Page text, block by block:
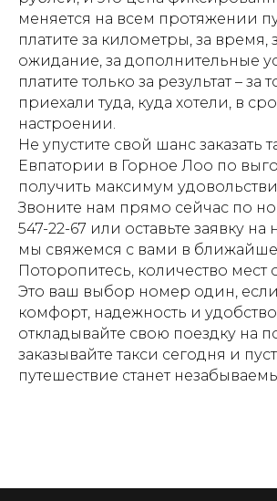
меняется на всем протяжении
платите за километры, за время,
ожидание, за дополнительные
платите только за результат – за
приехали туда, куда хотели, в
настроении.
Не упустите свой шанс заказать
Евпатории в Горное Лоо по
получить максимум
Звоните нам прямо сейчас по
547-22-67 или оставьте заявку
мы свяжемся с вами в
Поторопитесь, количество мест
Это ваш выбор номер один,
комфорт, надежность и
откладывайте свою поездку на
заказывайте такси сегодня и
путешествие станет